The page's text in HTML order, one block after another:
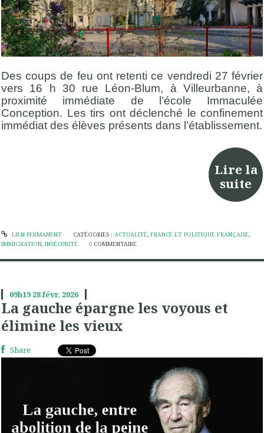
Des coups de feu ont retenti ce vendredi 27 février
vers 16 h 30 rue Léon-Blum, à Villeurbanne, à
proximité immédiate de l’école Immaculée
Conception. Les tirs ont déclenché le confinement
immédiat des élèves présents dans l’établissement.
Lire la
suite
LIEN PERMANENT CATÉGORIES : ACTUALITÉ, FRANCE ET POLITIQUE FRANÇAISE,
IMMIGRATION, INSÉCURITÉ 0 COMMENTAIRE
09h19 28févr. 2026
La gauche épargne les voyous et
élimine les vieux
Share